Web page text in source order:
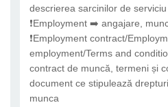
descrierea sarcinilor de serviciu
❗Employment ➡️ angajare,
❗Employment contract/
employment/Terms and
contract de muncă, termeni și
document ce stipulează
munca